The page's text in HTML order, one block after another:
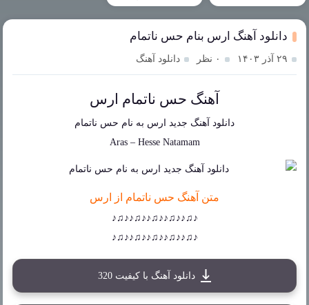
دانلود آهنگ ارس بنام حس ناتمام
۲۹ آذر ۱۴۰۳ ۰ نظر دانلود آهنگ
آهنگ حس ناتمام ارس
دانلود آهنگ جدید ارس به نام حس ناتمام
Aras– Hesse Natamam
متن آهنگ حس ناتمام از ارس
♪♫♪♪♫♪♪♫♪♪♫♪♪♫♪
♪♫♪♪♫♪♪♫♪♪♫♪♪♫♪
دانلود آهنگ با کیفیت 320